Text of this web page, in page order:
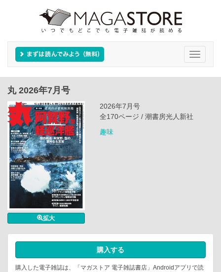
Toggle
丸 2026年7月号
拡大
2026年7月号
全170ページ / 潮書房光人新社
趣味
購入する
購入した電子雑誌は、「マガストア 電子雑誌書店」Androidアプリで読